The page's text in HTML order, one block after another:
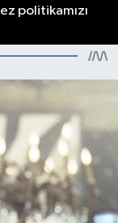
politikamızı